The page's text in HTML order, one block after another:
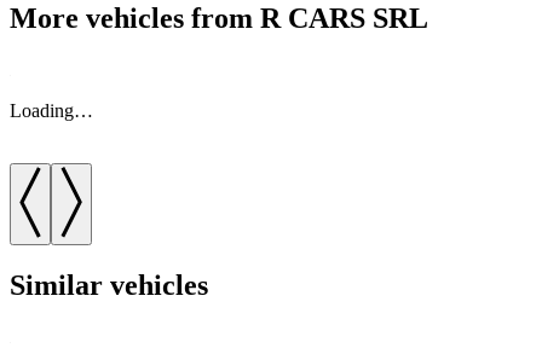
More vehicles from R CARS SRL
Loading…
Similar vehicles